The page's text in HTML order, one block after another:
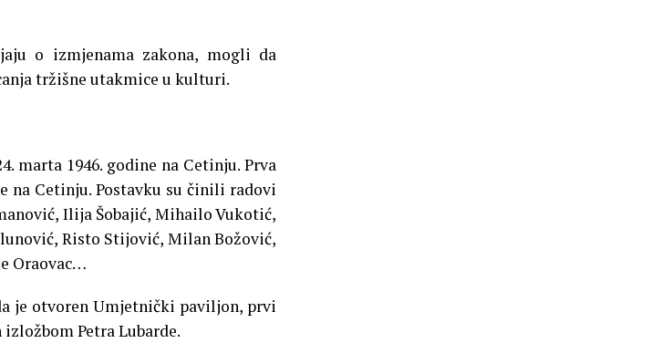
o izmjenama zakona, mogli da
tržišne utakmice u kulturi.
marta 1946. godine na Cetinju. Prva
na Cetinju. Postavku su činili radovi
Ilija Šobajić, Mihailo Vukotić,
Risto Stijović, Milan Božović,
Oraovac…
je otvoren Umjetnički paviljon, prvi
Petra Lubarde.